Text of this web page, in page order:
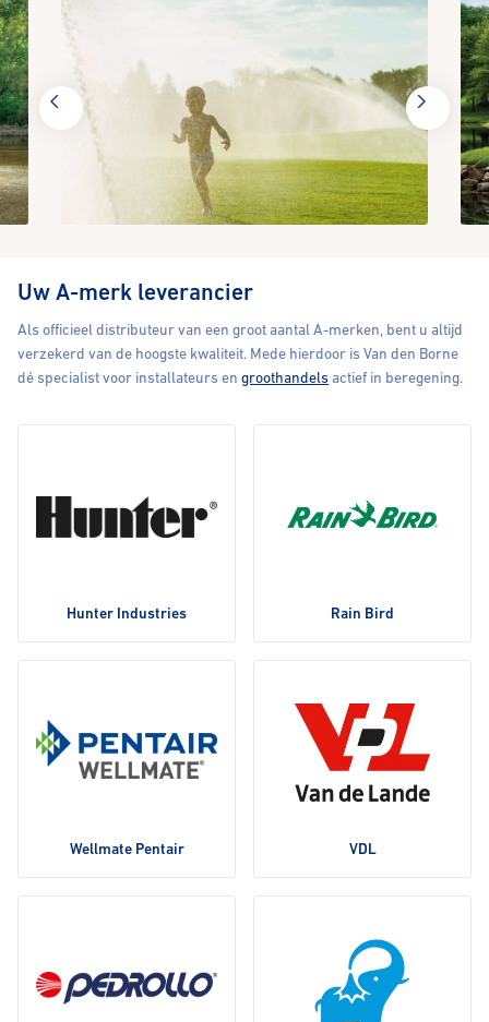
Uw A-merk leverancier
Als officieel distributeur van een groot aantal A-merken, bent u altijd
verzekerd van de hoogste kwaliteit. Mede hierdoor is Van den Borne
dé specialist voor installateurs en groothandels actief in beregening.
Hunter Industries Rain Bird
Wellmate Pentair VDL